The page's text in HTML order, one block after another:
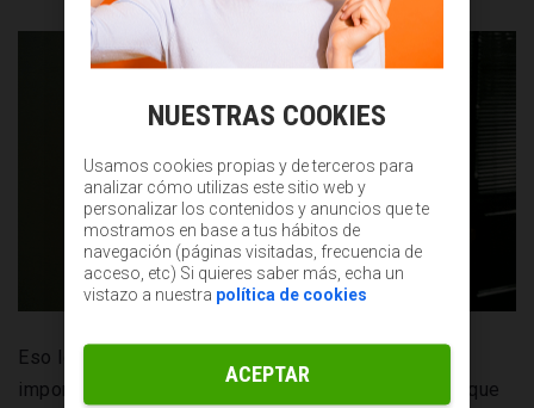
Eso lo convierte en uno de los elementos más
importantes de un email comercial. De ahí que, aunque
NUESTRAS COOKIES
Usamos cookies propias y de terceros para
analizar cómo utilizas este sitio web y
personalizar los contenidos y anuncios que te
mostramos en base a tus hábitos de
navegación (páginas visitadas, frecuencia de
acceso, etc) Si quieres saber más, echa un
vistazo a nuestra política de cookies
ACEPTAR